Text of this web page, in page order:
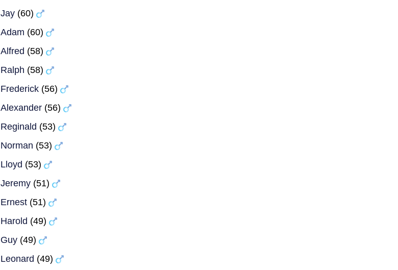
Jay(60)
Adam (60)
Alfred (58)
Ralph (58)
Frederick(56)
Alexander(56)
Reginald (53)
Norman (53)
Lloyd (53)
Jeremy(51)
Ernest(51)
Harold (49)
Guy(49)
Leonard (49)